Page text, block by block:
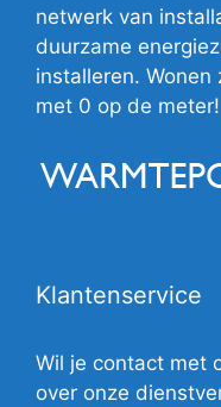
netwerk van
duurzame
installeren.
met 0 op de meter!
Klantenservice
Wil je contact met
over onze